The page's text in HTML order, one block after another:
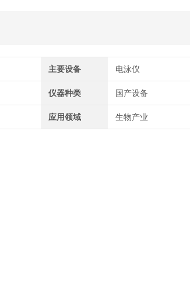
主要设备 电泳仪
仪器种类 国产设备
应用领域 生物产业